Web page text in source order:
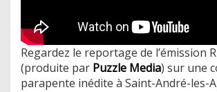
Regardez le reportage de l’émission
(produite par Puzzle Media) sur une
parapente inédite à Saint-André-les-